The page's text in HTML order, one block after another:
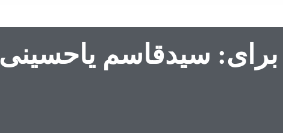
برای: سیدقاسم یاحسینی